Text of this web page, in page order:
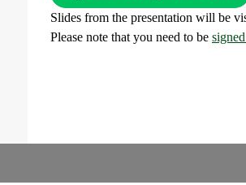
Slides from the presentation will be
Please note that you need to be